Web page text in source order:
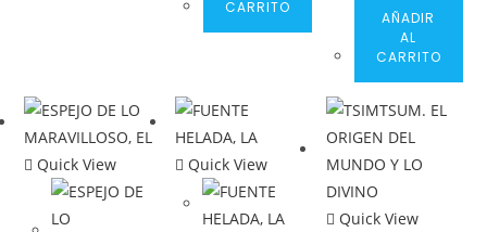
CARRITO
AÑADIR
AL
CARRITO
Quick View Quick View
Quick View